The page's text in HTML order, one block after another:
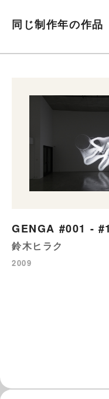
同じ制作年の作品
GENGA #001 -
鈴木ヒラク
2009